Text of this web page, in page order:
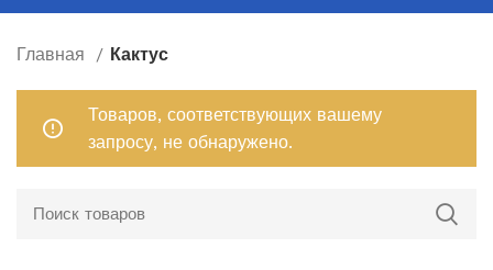
Главная Кактус
Товаров, соответствующих вашему
запросу, не обнаружено.